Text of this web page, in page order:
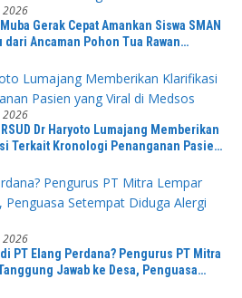
2026
Gerak Cepat Amankan Siswa SMAN
dari Ancaman Pohon Tua Rawan
2026
Dr Haryoto Lumajang Memberikan
Terkait Kronologi Penanganan Pasien
2026
PT Elang Perdana? Pengurus PT Mitra
Jawab ke Desa, Penguasa